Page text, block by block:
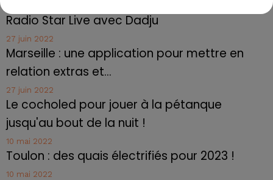
Radio Star Live avec Dadju
27 juin 2022
Marseille : une application pour mettre en
relation extras et...
27 juin 2022
Le cocholed pour jouer à la pétanque
jusqu'au bout de la nuit !
10 mai 2022
Toulon : des quais électrifiés pour 2023 !
10 mai 2022